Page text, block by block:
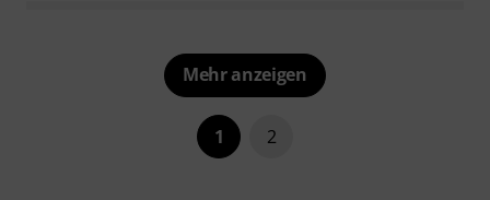
Mehr anzeigen
1 2